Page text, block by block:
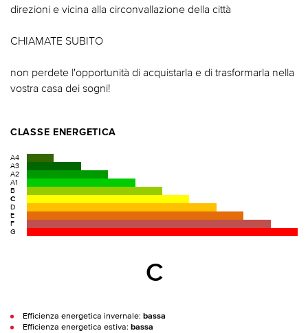
direzioni e vicina alla circonvallazione della città
CHIAMATE SUBITO
non perdete l'opportunità di acquistarla e di trasformarla nella
vostra casa dei sogni!
CLASSE ENERGETICA
A4
A3
A2
A1
B
C
D
E
F
G
C
Efficienza energetica invernale: bassa
Efficienza energetica estiva: bassa